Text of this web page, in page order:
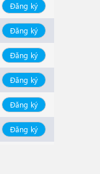
Đăng ký
Đăng ký
Đăng ký
Đăng ký
Đăng ký
Đăng ký